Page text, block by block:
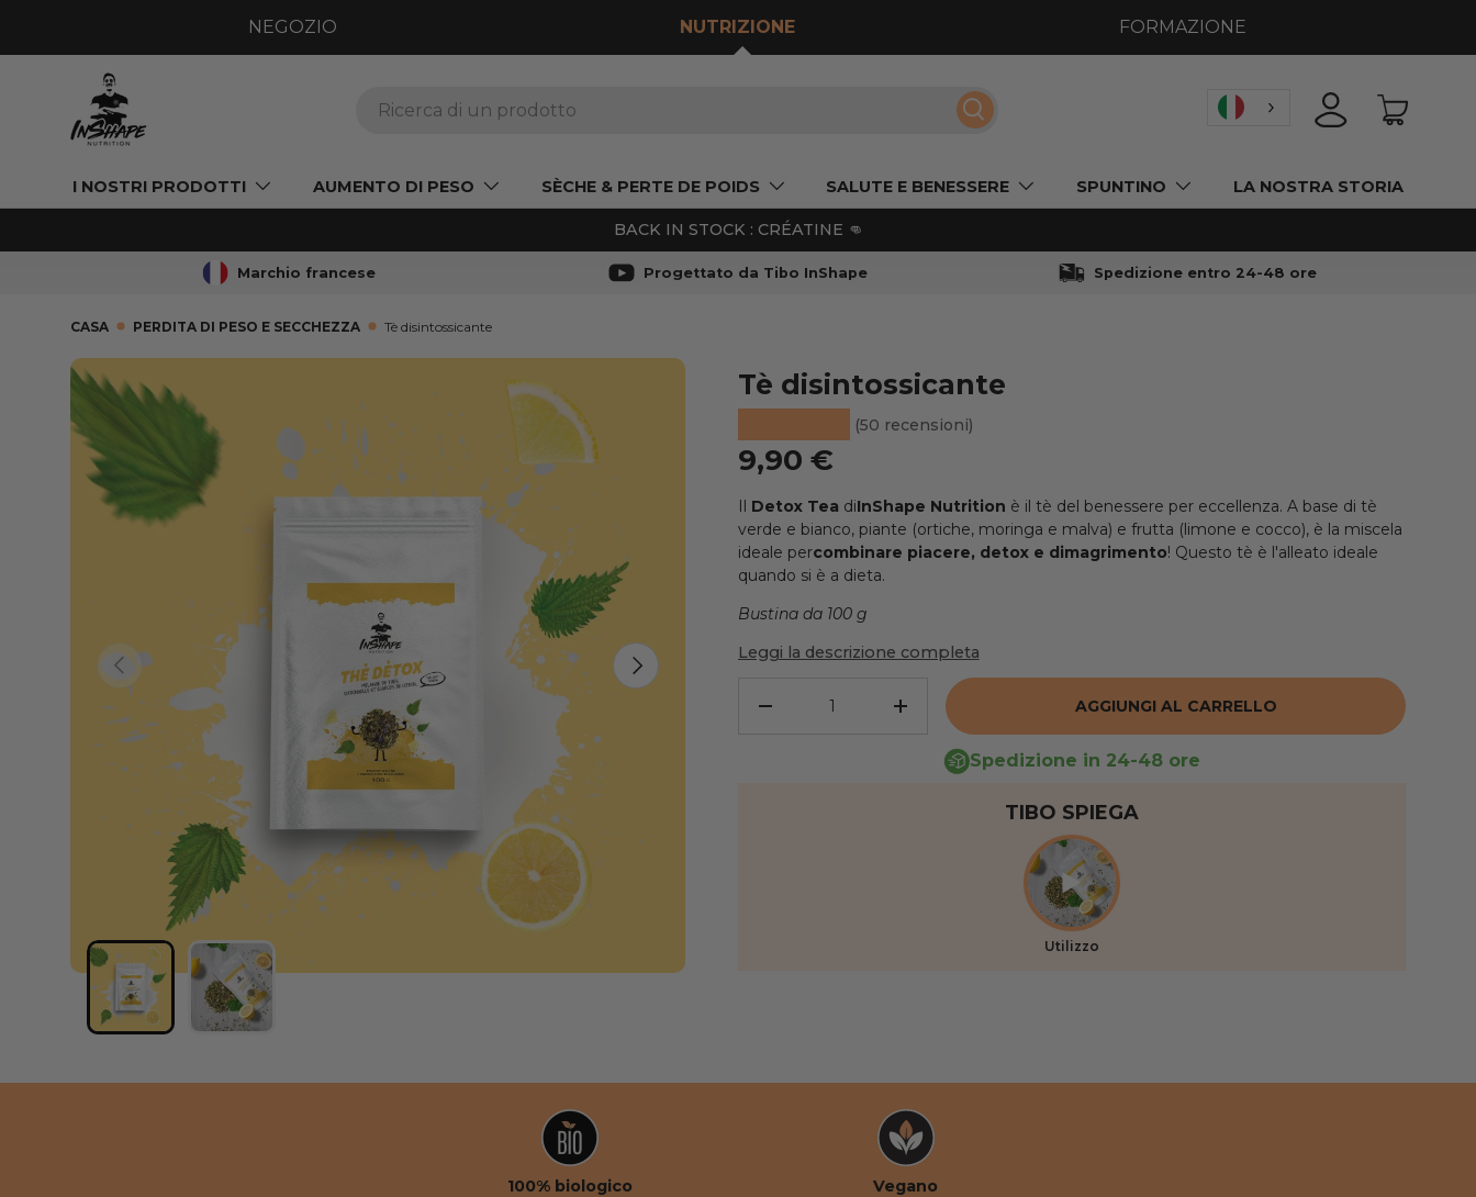
NEGOZIO NUTRIZIONE FORMAZIONE
Ricerca ACCEDI CESTINO
I NOSTRI PRODOTTI AUMENTO DI PESO SÈCHE & PERTE DE POIDS SALUTE E BENESSERE SPUNTINO LA NOSTRA STORIA
BACK IN STOCK : CRÉATINE 👊
Marchio francese Progettato da Tibo InShape Spedizione entro 24-48 ore
CASA PERDITA DI PESO E SECCHEZZA Tè disintossicante
VAI ALLE INFORMAZIONI SUL PRODOTTO
PRECEDENTE AVANTI
Caricare l'immagine 1 nella vista galleria
Tè disintossicante
(50 recensioni)
Prezzo normale
9,90 €
Il Detox Tea diInShape Nutrition è il tè del benessere per eccellenza. A base di tè
verde e bianco, piante (ortiche, moringa e malva) e frutta (limone e cocco), è la miscela
ideale percombinare piacere, detox e dimagrimento! Questo tè è l'alleato ideale
quando si è a dieta.
Bustina da 100 g
Leggi la descrizione completa
RIDURRE LA QUANTITÀAUMENTARE LA QUANTITÀAGGIUNGI AL CARRELLO
Spedizione in 24-48 ore
TIBO SPIEGA
Utilizzo
100% biologico Vegano